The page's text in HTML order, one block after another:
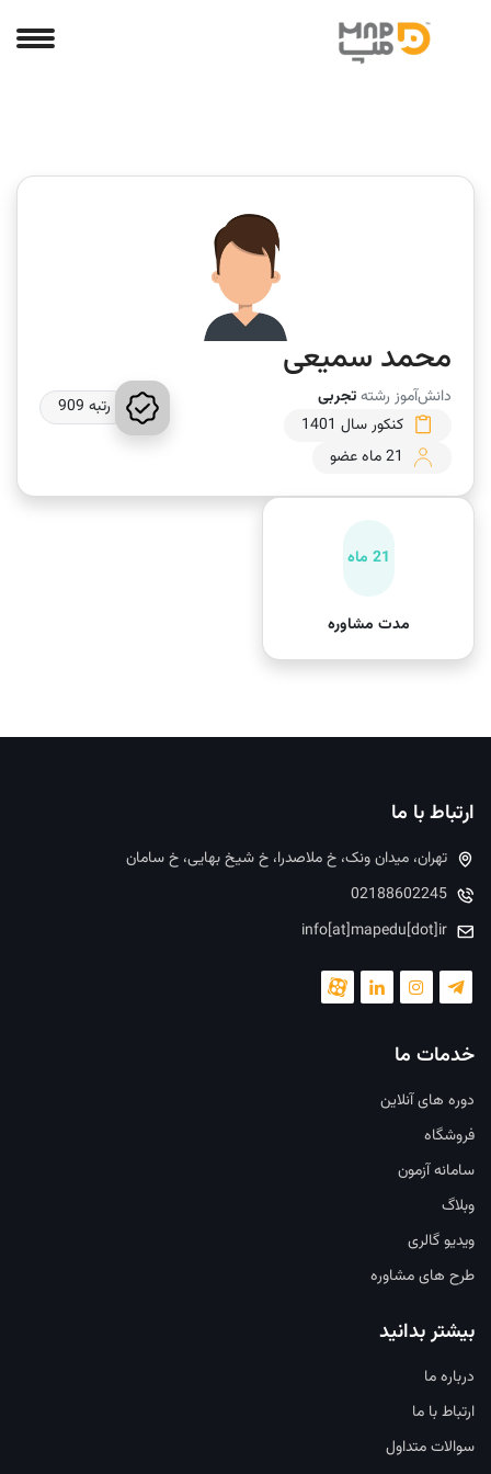
محمد سمیعی
دانش‌آموز رشتهتجربی
کنکور سال 1401
21 ماه عضو
رتبه 909
21 ماه
مدت مشاوره
ارتباط با ما
تهران، میدان ونک، خ ملاصدرا، خ شیخ بهایی، خ سامان
02188602245
info[at]mapedu[dot]ir
خدمات ما
دوره های آنلاین
فروشگاه
سامانه آزمون
وبلاگ
ویدیو گالری
طرح های مشاوره
بیشتر بدانید
درباره ما
ارتباط با ما
سوالات متداول